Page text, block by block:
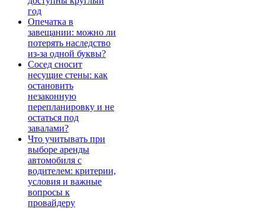
год
Опечатка в
завещании: можно ли
потерять наследство
из-за одной буквы?
Сосед сносит
несущие стены: как
остановить
незаконную
перепланировку и не
остаться под
завалами?
Что учитывать при
выборе аренды
автомобиля с
водителем: критерии,
условия и важные
вопросы к
провайдеру